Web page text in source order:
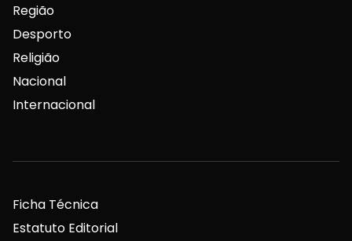
Região
Desporto
Religião
Nacional
Internacional
Ficha Técnica
Estatuto Editorial